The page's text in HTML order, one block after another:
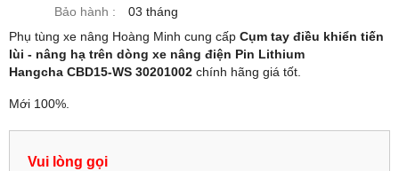
Bảo hành :
03 tháng
Phụ tùng xe nâng Hoàng Minh cung cấp Cụm tay điều khiển tiến
lùi - nâng hạ trên dòng xe nâng điện Pin Lithium
Hangcha CBD15-WS 30201002 chính hãng giá tốt.
Mới 100%.
Vui lòng gọi